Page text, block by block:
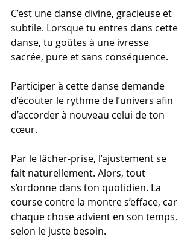
C’est une danse divine, gracieuse et
subtile. Lorsque tu entres dans cette
danse, tu goûtes à une ivresse
sacrée, pure et sans conséquence.
Participer à cette danse demande
d’écouter le rythme de l’univers afin
d’accorder à nouveau celui de ton
cœur.
Par le lâcher-prise, l’ajustement se
fait naturellement. Alors, tout
s’ordonne dans ton quotidien. La
course contre la montre s’efface, car
chaque chose advient en son temps,
selon le juste besoin.